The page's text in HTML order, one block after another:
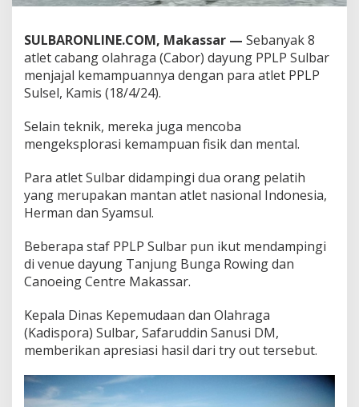
r
a
j
a
l
K
m
a
m
u
a
n
e
n
g
a
A
t
l
e
u
SULBARONLINE.COM, Makassar — Sebanyak 8
atlet cabang olahraga (Cabor) dayung PPLP Sulbar
menjajal kemampuannya dengan para atlet PPLP
Sulsel, Kamis (18/4/24).
Selain teknik, mereka juga mencoba
mengeksplorasi kemampuan fisik dan mental.
Para atlet Sulbar didampingi dua orang pelatih
yang merupakan mantan atlet nasional Indonesia,
Herman dan Syamsul.
Beberapa staf PPLP Sulbar pun ikut mendampingi
di venue dayung Tanjung Bunga Rowing dan
Canoeing Centre Makassar.
Kepala Dinas Kepemudaan dan Olahraga
(Kadispora) Sulbar, Safaruddin Sanusi DM,
memberikan apresiasi hasil dari try out tersebut.